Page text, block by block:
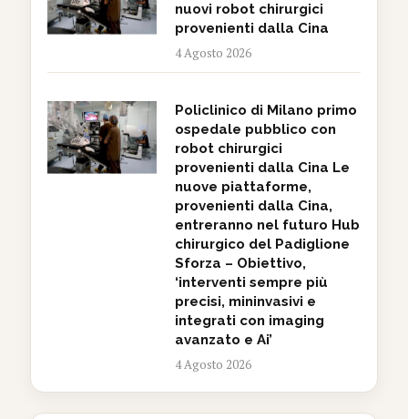
nuovi robot chirurgici
provenienti dalla Cina
4 Agosto 2026
Policlinico di Milano primo
ospedale pubblico con
robot chirurgici
provenienti dalla Cina Le
nuove piattaforme,
provenienti dalla Cina,
entreranno nel futuro Hub
chirurgico del Padiglione
Sforza – Obiettivo,
‘interventi sempre più
precisi, mininvasivi e
integrati con imaging
avanzato e Ai’
4 Agosto 2026